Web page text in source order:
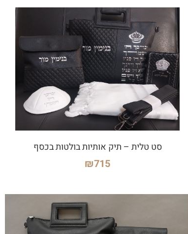
סט טלית – תיק אותיות בולטות בכסף
₪715